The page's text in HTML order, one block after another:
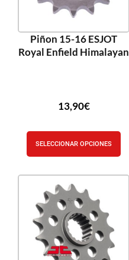
Piñon 15-16 ESJOT
Royal Enfield Himalayan
13,90€
SELECCIONAR OPCIONES